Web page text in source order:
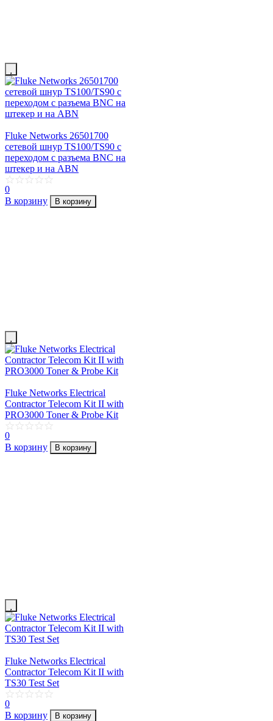
Fluke Networks 26501700
сетевой шнур TS100/TS90 с
переходом с разъема BNC на
штекер и на ABN
0
В корзину
В корзину
Fluke Networks Electrical
Contractor Telecom Kit II with
PRO3000 Toner & Probe Kit
0
В корзину
В корзину
Fluke Networks Electrical
Contractor Telecom Kit II with
TS30 Test Set
0
В корзину
В корзину